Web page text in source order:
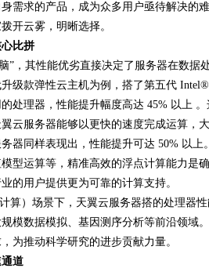
需求的产品，成为众多用户亟待解决的
开云雾，明晰选择。
比拼
”，其性能优劣直接决定了服务器在数
级款弹性云主机为例，搭了第五代
处理器，性能提升幅度高达 45% 以上
云服务器能够以更快的速度完成运算，
器同样表现出，性能提升可达 50% 以上
型运算等，精准高效的浮点计算能力是
的用户提供更为可靠的计算支持。
算）场景下，天翼云服务器搭的处理器
模数据模拟、基因测序分析等前沿领域
为推动科学研究的进步贡献力量。
道